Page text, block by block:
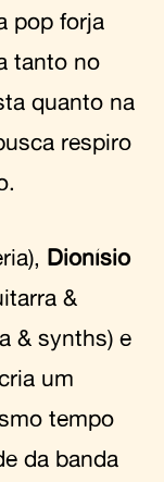
pop forja
tanto no
quanto na
respiro
Dionísio
&
& synths) e
um
tempo
da banda